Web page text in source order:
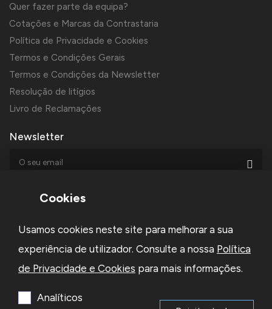
Quer fazer parte da equipa?
Cotações e Marcas da Contrastaria
Política de Privacidade e Cookies
Termos e Condições Gerais
Termos e Condições da Newsletter
Resolução de litígios
Livro de Reclamações
Newsletter
Li e aceito aPolítica de Privacidadee osTermos e Condições
da Newsletter
Subscrever
Cookies
Usamos cookies neste site para melhorar a sua
experiência de utilizador. Consulte a nossa Política
de Privacidade e Cookies para mais informações.
Analíticos